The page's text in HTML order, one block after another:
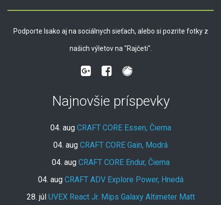
Podporte Isako aj na sociálnych sieťach, alebo si pozrite fotky z
našich výletov na "Rajčeti".
Najnovšie príspevky
04. aug CRAFT CORE Essen, Čierna
04. aug CRAFT CORE Gain, Modrá
04. aug CRAFT CORE Endur, Čierna
04. aug CRAFT ADV Explore Power, Hnedá
28. júl UVEX React Jr. Mips Galaxy Altimeter Matt